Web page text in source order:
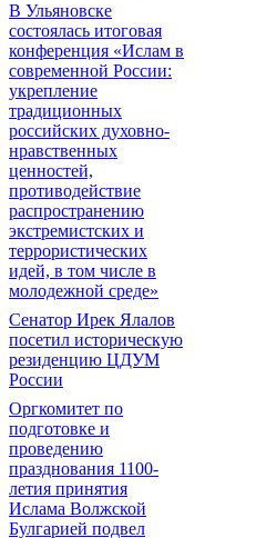
В Ульяновске
состоялась итоговая
конференция «Ислам в
современной России:
укрепление
традиционных
российских духовно-
нравственных
ценностей,
противодействие
распространению
экстремистских и
террористических
идей, в том числе в
молодежной среде»
Сенатор Ирек Ялалов
посетил историческую
резиденцию ЦДУМ
России
Оргкомитет по
подготовке и
проведению
празднования 1100-
летия принятия
Ислама Волжской
Булгарией подвел